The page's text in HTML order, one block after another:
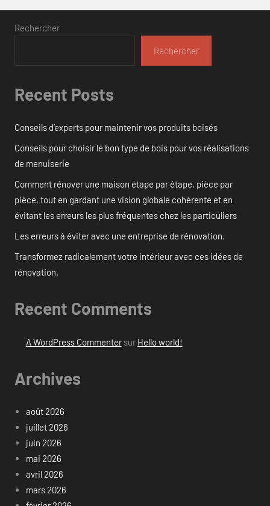
Rechercher
Rechercher
Recent Posts
Conseils d’experts pour maintenir vos produits boisés
Conseils pour choisir le bon type de bois pour vos réalisations
de menuiserie
Comment rénover une maison étape par étape, pièce par
pièce, tout en gardant une vision globale cohérente et en
évitant les erreurs les plus fréquentes chez les particuliers
Les erreurs à éviter avec une entreprise de rénovation.
Transformez radicalement votre intérieur avec ces idées de
rénovation.
Recent Comments
A WordPress Commentersur Hello world!
Archives
août 2026
juillet 2026
juin 2026
mai 2026
avril 2026
mars 2026